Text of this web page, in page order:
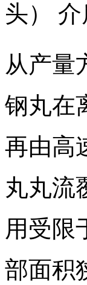
头）
从产量
钢丸在
再由高
丸丸流
用受限
部面积